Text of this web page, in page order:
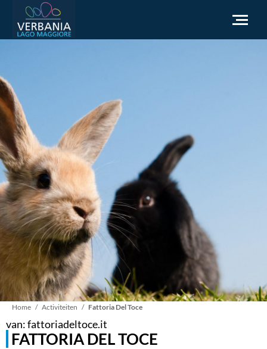
Hoe kom ik bij Verbania
Toeristische informatie
Weer
Informatieaanvraag
Officiële website
Kruimelpad
Home Activiteiten Fattoria Del Toce
van: fattoriadeltoce.it
FATTORIA DEL TOCE